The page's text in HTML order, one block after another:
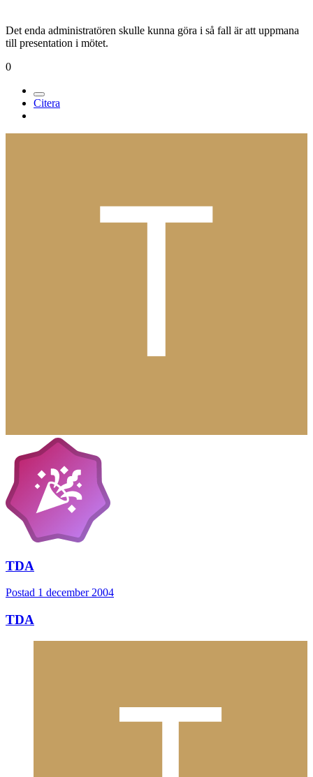
Det enda administratören skulle kunna göra i så fall är att uppmana
till presentation i mötet.
0
Citera
TDA
Postad 1 december 2004
TDA